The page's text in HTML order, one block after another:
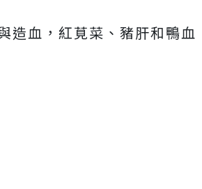
造血，紅莧菜、豬肝和鴨血